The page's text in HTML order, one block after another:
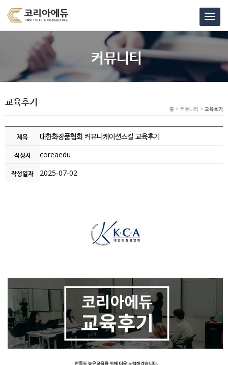
커뮤니티
교육후기
홈 > 커뮤니티 > 교육후기
제목 대한화장품협회 커뮤니케이션스킬 교육후기
작성자 coreaedu
작성일자 2025-07-02